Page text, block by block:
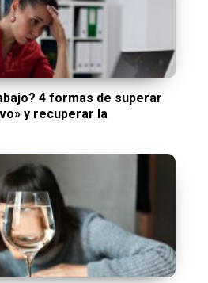
4 formas de superar
y recuperar la